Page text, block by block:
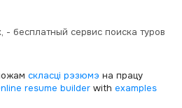
бесплатный сервис поиска туров
скласці рэзюмэ на працу
resume builderwith examples